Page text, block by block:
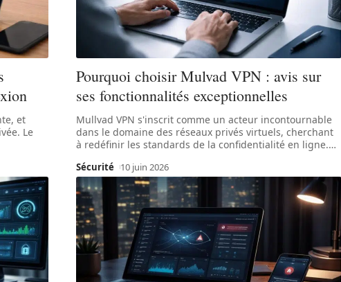
et
Le
Pourquoi choisir Mulvad VPN : avis sur
ses fonctionnalités exceptionnelles
Mullvad VPN s'inscrit comme un acteur incontournable
dans le domaine des réseaux privés virtuels, cherchant
à redéfinir les standards de la confidentialité en ligne.…
Sécurité 10 juin 2026